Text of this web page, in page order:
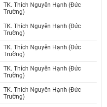
TK. Thích Nguyên Hạnh (Đức
Trường)
TK. Thích Nguyên Hạnh (Đức
Trường)
TK. Thích Nguyên Hạnh (Đức
Trường)
TK. Thích Nguyên Hạnh (Đức
Trường)
TK. Thích Nguyên Hạnh (Đức
Trường)